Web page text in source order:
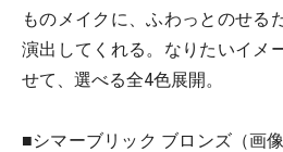
ものメイクに、ふわっとのせる
演出してくれる。なりたいイメ
せて、選べる全4色展開。
■シマーブリック ブロンズ（画